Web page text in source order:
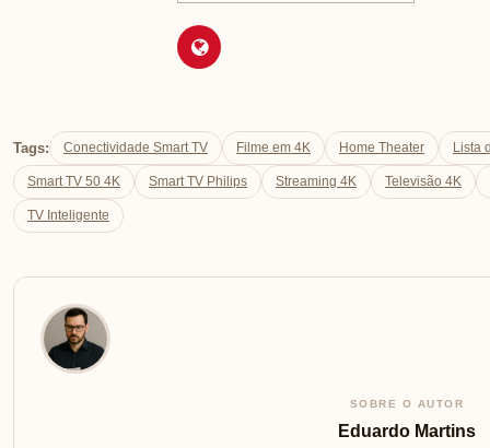
Tags: Conectividade Smart TV Filme em 4K Home Theater Lista
Smart TV 50 4K Smart TV Philips Streaming 4K Televisão 4K
TV Inteligente
SOBRE O AUTOR
Eduardo Martins